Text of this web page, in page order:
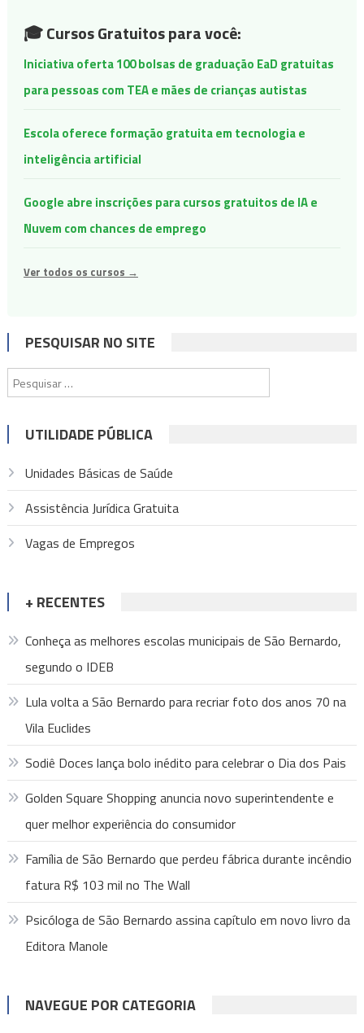
🎓 Cursos Gratuitos para você:
Iniciativa oferta 100 bolsas de graduação EaD gratuitas
para pessoas com TEA e mães de crianças autistas
Escola oferece formação gratuita em tecnologia e
inteligência artificial
Google abre inscrições para cursos gratuitos de IA e
Nuvem com chances de emprego
Ver todos os cursos →
Navegação
de
Post
PESQUISAR NO SITE
por:
UTILIDADE PÚBLICA
Unidades Básicas de Saúde
Assistência Jurídica Gratuita
Vagas de Empregos
+ RECENTES
Conheça as melhores escolas municipais de São Bernardo,
segundo o IDEB
Lula volta a São Bernardo para recriar foto dos anos 70 na
Vila Euclides
Sodiê Doces lança bolo inédito para celebrar o Dia dos Pais
Golden Square Shopping anuncia novo superintendente e
quer melhor experiência do consumidor
Família de São Bernardo que perdeu fábrica durante incêndio
fatura R$ 103 mil no The Wall
Psicóloga de São Bernardo assina capítulo em novo livro da
Editora Manole
NAVEGUE POR CATEGORIA